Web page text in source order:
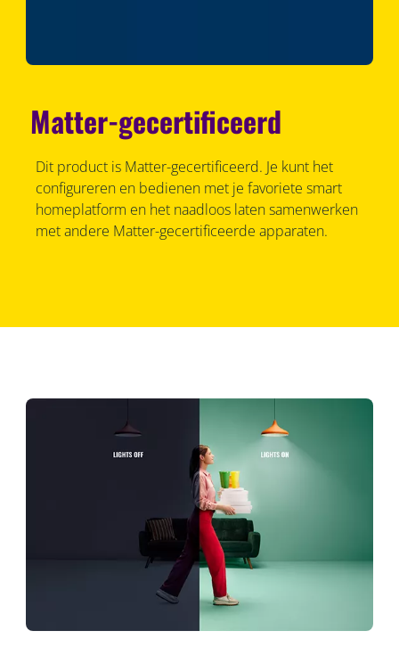
Matter-gecertificeerd
Dit product is Matter-gecertificeerd. Je kunt het
configureren en bedienen met je favoriete smart
homeplatform en het naadloos laten samenwerken
met andere Matter-gecertificeerde apparaten.